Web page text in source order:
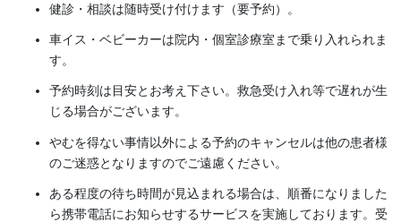
健診・相談は随時受け付けます（要予約）。
車イス・ベビーカーは院内・個室診療室まで乗り入れられま
す。
予約時刻は目安とお考え下さい。救急受け入れ等で遅れが生
じる場合がございます。
やむを得ない事情以外による予約のキャンセルは他の患者様
のご迷惑となりますのでご遠慮ください。
ある程度の待ち時間が見込まれる場合は、順番になりました
ら携帯電話にお知らせするサービスを実施しております。受